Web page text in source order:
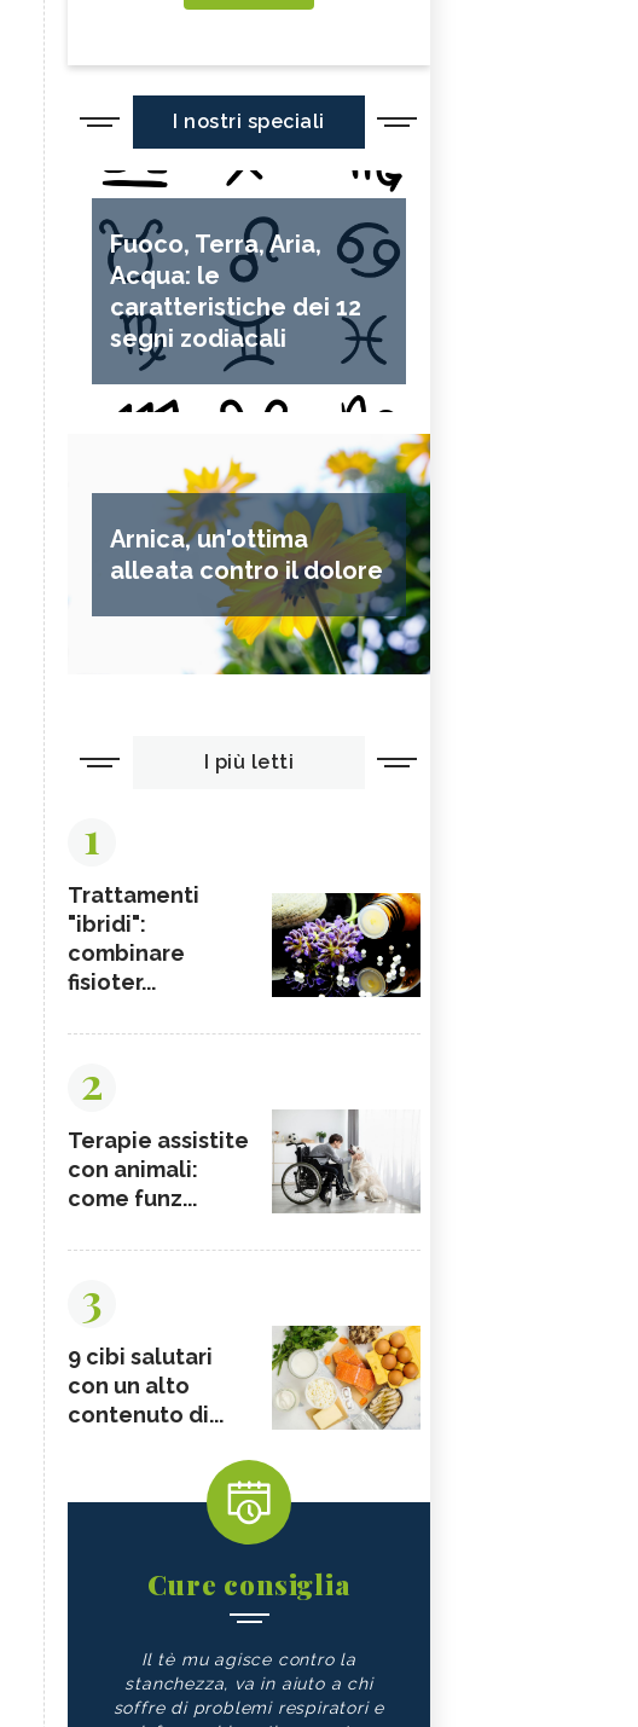
I nostri speciali
Fuoco, Terra, Aria,
Acqua: le
caratteristiche dei 12
segni zodiacali
Arnica, un'ottima
alleata contro il dolore
I più letti
1
Trattamenti
"ibridi":
combinare
fisioter...
2
Terapie assistite
con animali:
come funz...
3
9 cibi salutari
con un alto
contenuto di...
Cure consiglia
Il tè mu agisce contro la
stanchezza, va in aiuto a chi
soffre di problemi respiratori e